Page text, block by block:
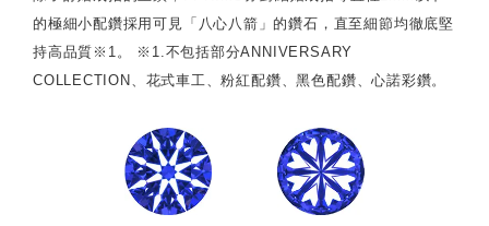
的極細小配鑽採用可見「八心八箭」的鑽石，直至細節均徹底堅
持高品質※1。 ※1.不包括部分ANNIVERSARY
COLLECTION、花式車工、粉紅配鑽、黑色配鑽、心諾彩鑽。